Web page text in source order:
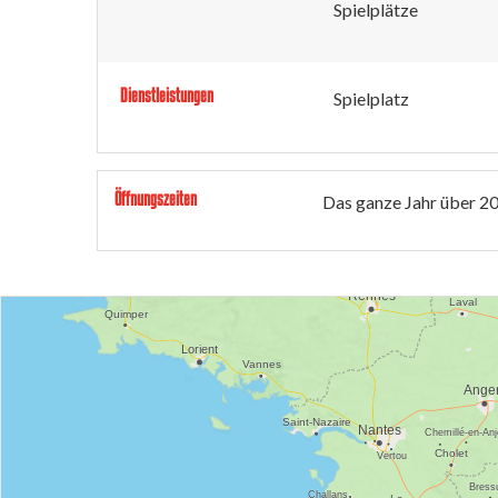
Spielplätze
Dienstleistungen Spielplatz
Öffnungszeiten Das ganze Jahr über